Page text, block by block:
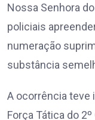
Nossa Senhora
policiais
numeração
substância
A ocorrência teve
Força Tática do